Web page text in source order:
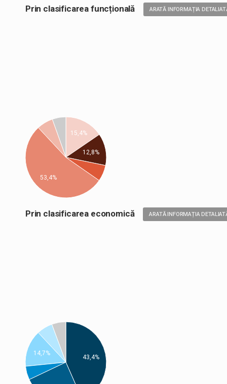
Prin clasificarea funcțională ARATĂ INFORMAȚIA
15,4%
12,8%
53,4%
Prin clasificarea economică ARATĂ INFORMAȚIA
43,4%
14,7%